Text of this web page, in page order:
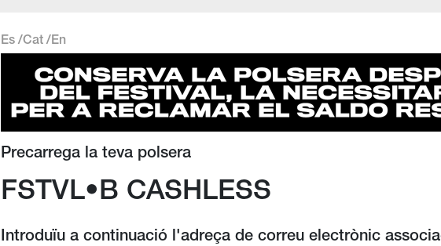
Es /Cat / En
Precarrega la teva polsera
FSTVL•B CASHLESS
Introduïu a continuació l'adreça de correu electrònic